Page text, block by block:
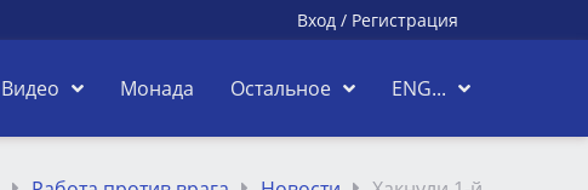
Вход / Регистрация
Видео Монада Остальное ENG...